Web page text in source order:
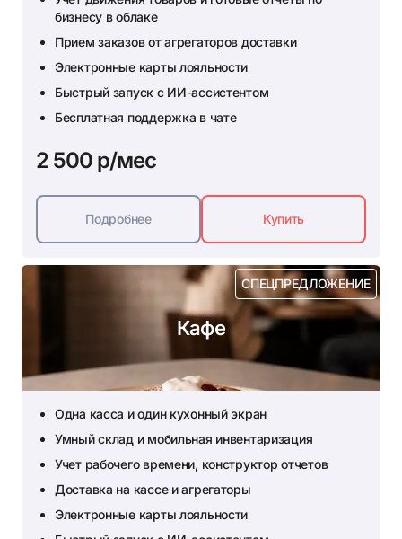
бизнесу в облаке
Прием заказов от агрегаторов доставки
Электронные карты лояльности
Быстрый запуск с ИИ-ассистентом
Бесплатная поддержка в чате
2 500 р/мес
Подробнее Купить
СПЕЦПРЕДЛОЖЕНИЕ
Кафе
Одна касса и один кухонный экран
Умный склад и мобильная инвентаризация
Учет рабочего времени, конструктор отчетов
Доставка на кассе и агрегаторы
Электронные карты лояльности